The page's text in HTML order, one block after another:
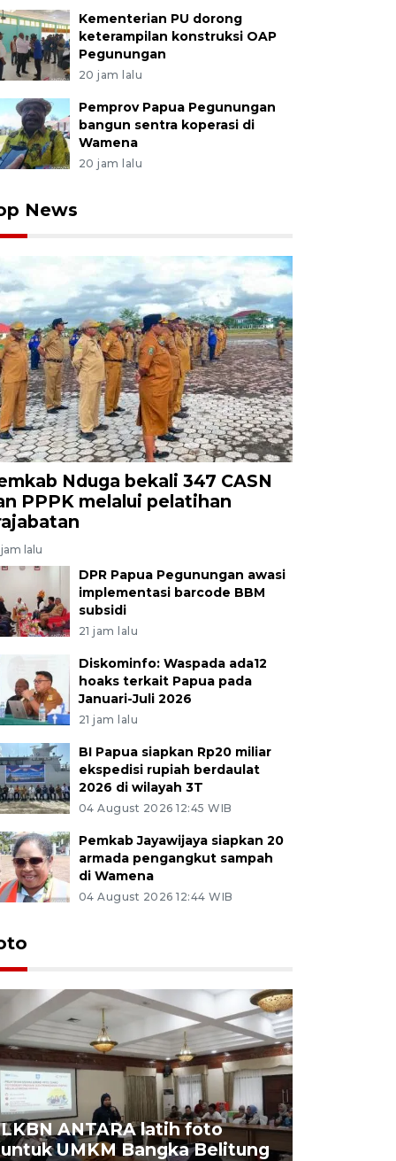
Kementerian PU dorong
keterampilan konstruksi OAP
Pegunungan
20 jam lalu
Pemprov Papua Pegunungan
bangun sentra koperasi di
Wamena
20 jam lalu
News
Nduga bekali 347 CASN
PPPK melalui pelatihan
lalu
DPR Papua Pegunungan awasi
implementasi barcode BBM
subsidi
21 jam lalu
Diskominfo: Waspada ada12
hoaks terkait Papua pada
Januari-Juli 2026
21 jam lalu
BI Papua siapkan Rp20 miliar
ekspedisi rupiah berdaulat
2026 di wilayah 3T
04 August 2026 12:45 WIB
Pemkab Jayawijaya siapkan 20
armada pengangkut sampah
di Wamena
04 August 2026 12:44 WIB
LKBN ANTARA latih foto
untuk UMKM Bangka Belitung